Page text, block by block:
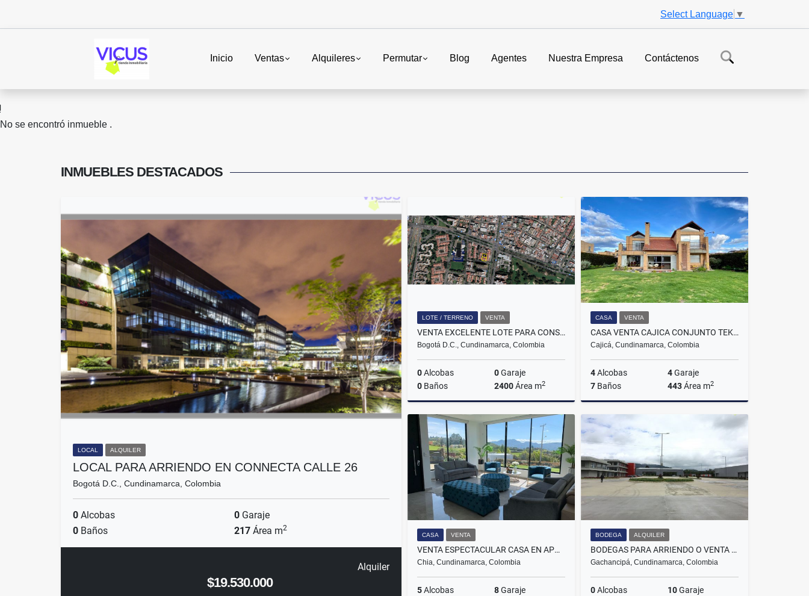
Select Language ▼
Inicio Ventas Alquileres Permutar Blog Agentes Nuestra Empresa Contáctenos
No se encontró inmueble .
INMUEBLES DESTACADOS
LOCAL ALQUILER
LOCAL PARA ARRIENDO EN CONNECTA CALLE 26
Bogotá D.C., Cundinamarca, Colombia
0 Alcobas 0 Garaje
0 Baños 217 Área m2
Alquiler
$19.530.000
LOTE / TERRENO VENTA
VENTA EXCELENTE LOTE PARA CONSTRUIR EDIFICIO EN LA CALLEJA
Bogotá D.C., Cundinamarca, Colombia
0Alcobas 0Garaje
0 Baños 2400Área m2
Venta
$29.000.000.000
CASA VENTA
CASA VENTA CAJICA CONJUNTO TEKOA
Cajicá, Cundinamarca, Colombia
4Alcobas 4Garaje
7 Baños 443Área m2
Venta
$2.500.000.000
CASA VENTA
VENTA ESPECTACULAR CASA EN APOSENTOS DE YERBABUENA
Chia, Cundinamarca, Colombia
5Alcobas 8Garaje
BODEGA ALQUILER
BODEGAS PARA ARRIENDO O VENTA EN GACHANCIPA
Gachancipá, Cundinamarca, Colombia
0Alcobas 10Garaje